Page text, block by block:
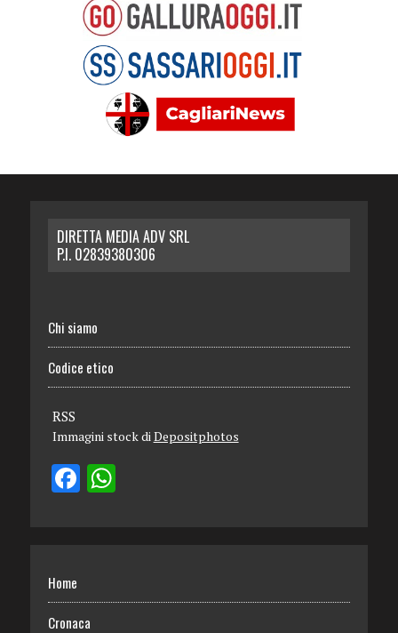
DIRETTA MEDIA ADV SRL
P.I. 02839380306
Chi siamo
Codice etico
RSS
Immagini stock di Depositphotos
Home
Cronaca